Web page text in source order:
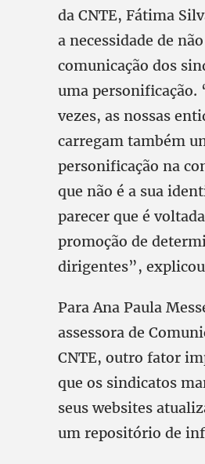
da CNTE, Fátima
a necessidade de
comunicação dos
uma personificação.
vezes, as nossas
carregam também
personificação na
que não é a sua
parecer que é
promoção de
dirigentes”,
Para Ana Paula
assessora de
CNTE, outro fator
que os sindicatos
seus websites
um repositório de